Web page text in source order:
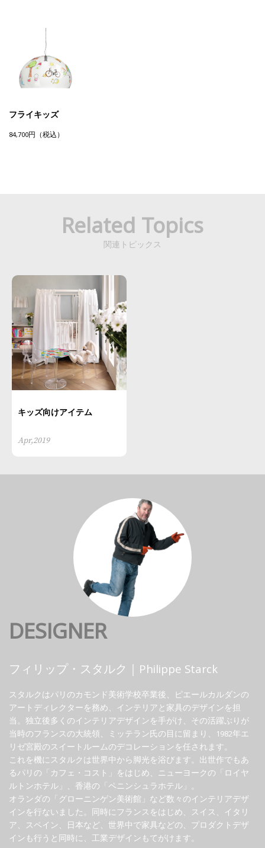
フライキッズ
84,700円（税込）
Related Topics
関連トピックス
キッズ向けアイテム
Apr,2019
DESIGNER
フィリップ・スタルク｜Philippe Starck
スタルクはパリのカモンド美術学校卒業後、ピエールカルダンの
アートディレクターを務め、インテリアと家具のデザインを担
当。独立後多くのインテリアデザインを手がけ、その活躍ぶりが
当時のフランスの大統領、ミッテラン氏の目に留まり、1982年エ
リゼ宮殿のスイートルームのデコレーションを任されます。
これを機にスタルクは世界中から脚光を浴びます。出世作でもあ
るパリの「カフェ・コスト」をはじめ、ニューヨークの「ロイヤ
ルトンホテル」、香港の「ペニンシュラホテル」。
オランダの「グローニンゲン美術館」など数々のインテリアデザ
インを行ないました。同時にフランスをはじめ、スイス、イタリ
ア、スペイン、日本など、世界中で家具などの、プロダクトデザ
インも行うと同時に、工業デザインもてがけます。